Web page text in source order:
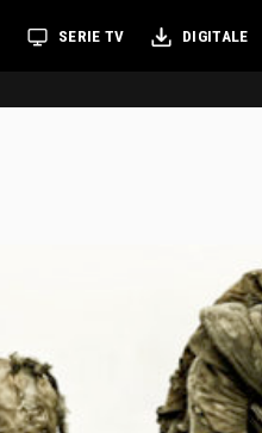
SERIE TV DIGITALE